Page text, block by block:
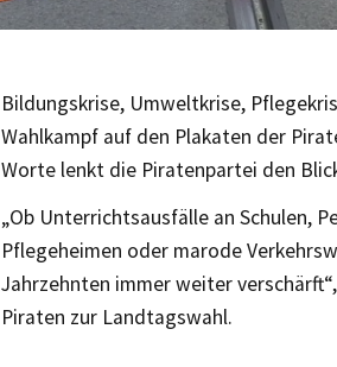
Bildungskrise, Umweltkrise,
Wahlkampf auf den Plakaten der
Worte lenkt die Piratenpartei den
„Ob Unterrichtsausfälle an Schulen,
Pflegeheimen oder marode
Jahrzehnten immer weiter
Piraten zur Landtagswahl.